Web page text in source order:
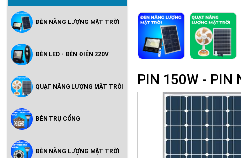
ĐÈN NĂNG LƯỢNG MẶT TRỜI
ĐÈN LED - ĐÈN ĐIỆN 220V
Hoàng Quốc Bảo - Độ Sáng Cao,
QUẠT NĂNG LƯỢNG MẶT TRỜI
ĐÈN TRỤ CỔNG
ĐÈN NĂNG LƯỢNG MẶT TRỜI
PIN 150W - PIN